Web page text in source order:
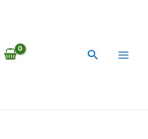
Sök